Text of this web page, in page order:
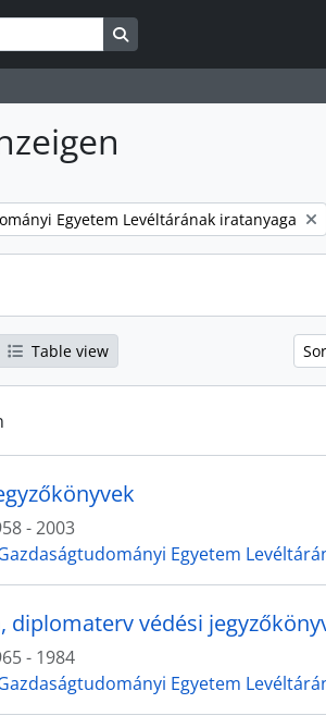
Search in browse page
Egyetem Levéltárának iratanyaga
Table view
- 2003
Egyetem
diplomaterv védési
- 1984
Egyetem